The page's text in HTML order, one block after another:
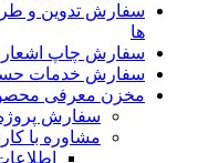
سفارش تدوین و
ها
سفارش چاپ
سفارش خدمات
مخزن معرفی
سفارش
مشاوره با